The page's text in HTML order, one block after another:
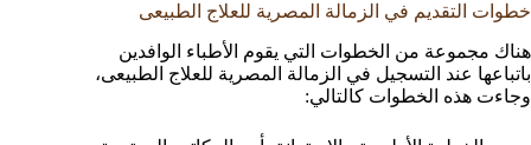
خطوات التقديم في الزمالة المصرية للعلاج الطبيعى
هناك مجموعة من الخطوات التي يقوم الأطباء الوافدين
باتباعها عند التسجيل في الزمالة المصرية للعلاج الطبيعى،
وجاءت هذه الخطوات كالتالي: